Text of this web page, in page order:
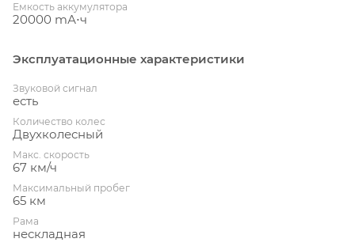
Емкость аккумулятора
20000 mА⋅ч
Эксплуатационные характеристики
Звуковой сигнал
есть
Количество колес
Двухколесный
Макс. скорость
67 км/ч
Максимальный пробег
65 км
Рама
нескладная